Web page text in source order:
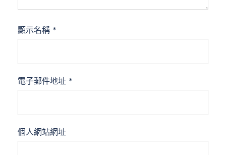
顯示名稱 *
電子郵件地址 *
個人網站網址